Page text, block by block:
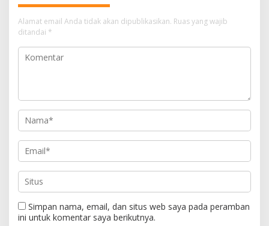
Alamat email Anda tidak akan dipublikasikan. Ruas yang wajib
ditandai *
Simpan nama, email, dan situs web saya pada peramban
ini untuk komentar saya berikutnya.